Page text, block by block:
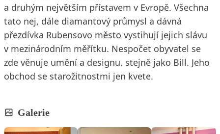
a druhým největším přístavem v Evropě. Všechna
tato nej, dále diamantový průmysl a dávná
přezdívka Rubensovo město vystihují jejich slávu
v mezinárodním měřítku. Nespočet obyvatel se
zde věnuje umění a designu. stejně jako Bill. Jeho
obchod se starožitnostmi jen kvete.
Galerie